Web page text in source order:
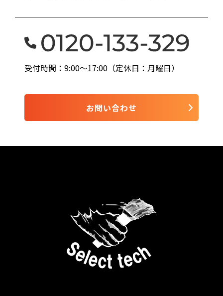
受付時間：9:00〜17:00（定休日：月曜日）
お問い合わせ